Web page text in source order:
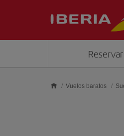
Reservar
Vuelos baratos